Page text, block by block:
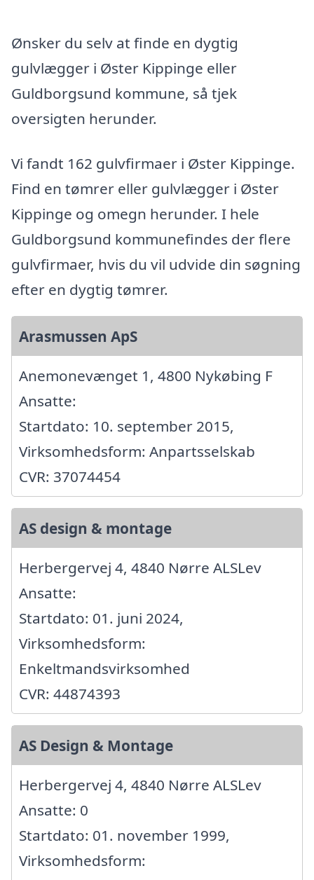
Ønsker du selv at finde en dygtig
gulvlægger i Øster Kippinge eller
Guldborgsund kommune, så tjek
oversigten herunder.
Vi fandt 162 gulvfirmaer i Øster Kippinge.
Find en tømrer eller gulvlægger i Øster
Kippinge og omegn herunder. I hele
Guldborgsund kommunefindes der flere
gulvfirmaer, hvis du vil udvide din søgning
efter en dygtig tømrer.
Arasmussen ApS
Anemonevænget 1, 4800 Nykøbing F
Ansatte:
Startdato: 10. september 2015,
Virksomhedsform: Anpartsselskab
CVR: 37074454
AS design & montage
Herbergervej 4, 4840 Nørre ALSLev
Ansatte:
Startdato: 01. juni 2024,
Virksomhedsform:
Enkeltmandsvirksomhed
CVR: 44874393
AS Design & Montage
Herbergervej 4, 4840 Nørre ALSLev
Ansatte: 0
Startdato: 01. november 1999,
Virksomhedsform: